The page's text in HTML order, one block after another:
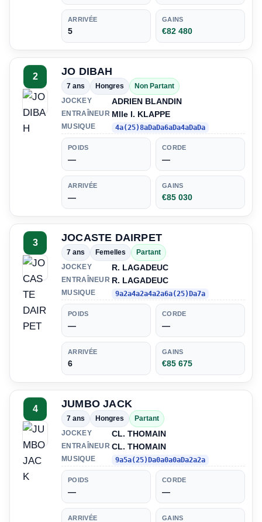
ARRIVÉE
5
GAINS
€82 480
2 JO DIBAH
7 ans Hongres
Non Partant
JOCKEY
ADRIEN BLANDIN
ENTRAÎNEUR Mlle I. KLAPPE
MUSIQUE 4a(25)8aDaDa6aDa4aDaDa
POIDS
—
CORDE
—
ARRIVÉE
—
GAINS
€85 030
3 JOCASTE DAIRPET
7 ans Femelles
Partant
JOCKEY
R. LAGADEUC
ENTRAÎNEUR R. LAGADEUC
MUSIQUE 9a2a4a2a4a2a6a(25)Da7a
POIDS
—
CORDE
—
ARRIVÉE
6
GAINS
€85 675
4 JUMBO JACK
7 ans Hongres
Partant
JOCKEY
CL. THOMAIN
ENTRAÎNEUR CL. THOMAIN
MUSIQUE 9a5a(25)Da0a0a0aDa2a2a
POIDS
—
CORDE
—
ARRIVÉE GAINS